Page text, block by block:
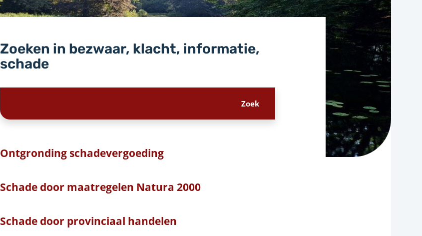
Zoeken in bezwaar, klacht, informatie,
schade
Ontgronding schadevergoeding
Schade door maatregelen Natura 2000
Schade door provinciaal handelen